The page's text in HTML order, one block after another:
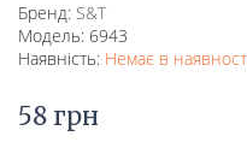
Бренд: S&T
Модель: 6943
Наявність: Немає в
58 грн